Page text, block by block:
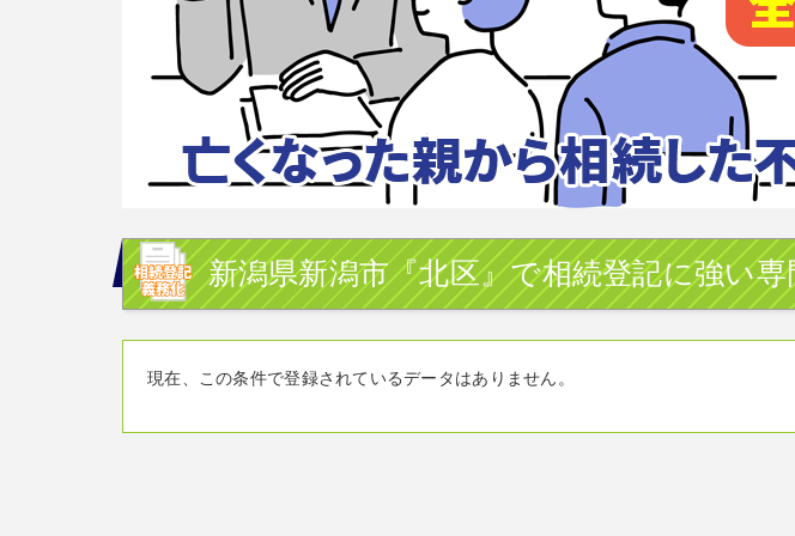
新潟県新潟市『北区』で相続登記に強い
現在、この条件で登録されているデータはありません。